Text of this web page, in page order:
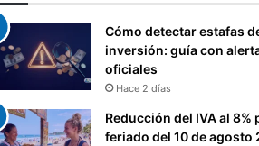
Cómo detectar estafas
inversión: guía con
oficiales
Hace 2 días
Reducción del IVA al 8%
feriado del 10 de agosto